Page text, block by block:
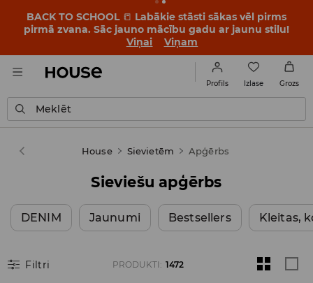
BACK TO SCHOOL 📒 Labākie stāsti sākas vēl pirms
pirmā zvana. Sāc jauno mācību gadu ar jaunu stilu!
Viņai
Viņam
Profils Izlase Grozs
Meklēt
House Sievietēm Apģērbs
Sieviešu apģērbs
DENIM Jaunumi Bestsellers Kleitas,
Filtri PRODUKTI : 1472